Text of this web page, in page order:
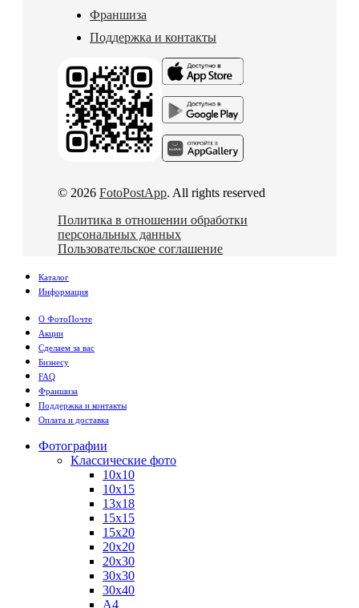
Франшиза
Поддержка и контакты
© 2026 FotoPostApp. All rights reserved
Политика в отношении обработки
персональных данных
Пользовательское соглашение
Каталог
Информация
О ФотоПочте
Акции
Сделаем за вас
Бизнесу
FAQ
Франшиза
Поддержка и контакты
Оплата и доставка
Фотографии
Классические фото
10х10
10х15
13х18
15х15
15х20
20х20
20х30
30х30
30х40
А4